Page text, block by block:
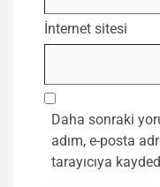
İnternet sitesi
Daha sonraki
adım, e-posta
tarayıcıya